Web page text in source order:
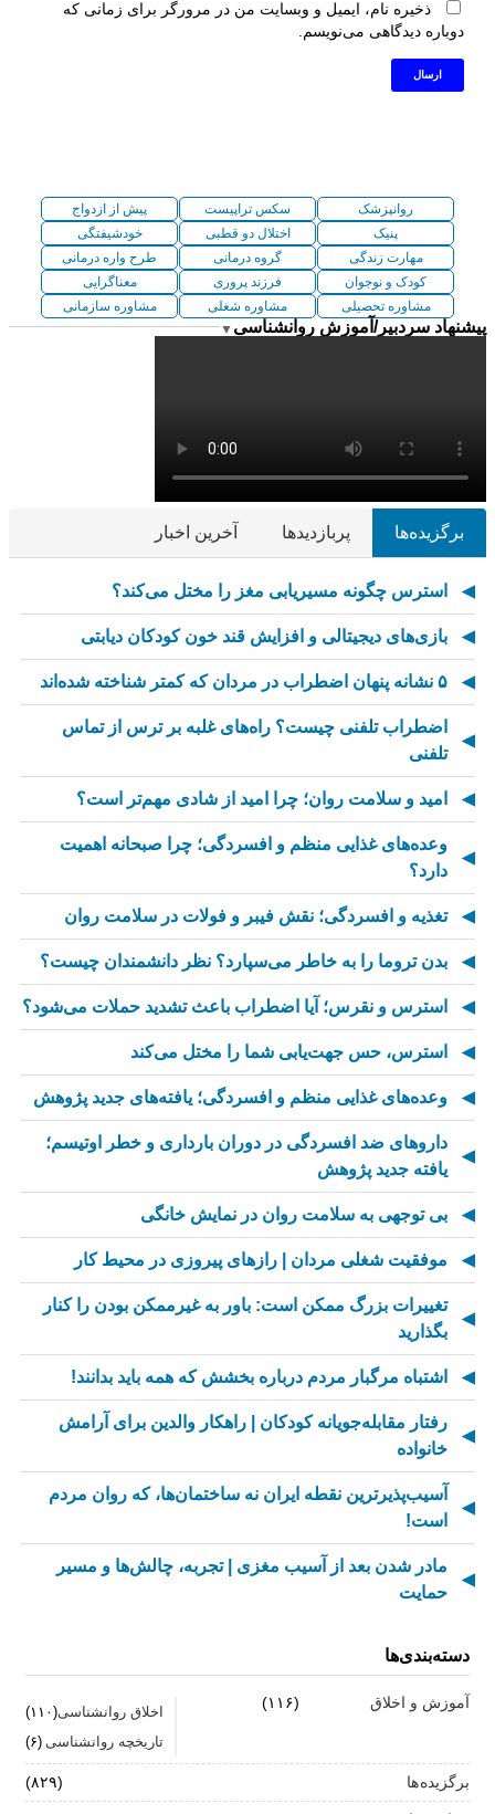
ذخیره نام، ایمیل و وبسایت من در مرورگر برای زمانی که
دوباره دیدگاهی می‌نویسم.
روانپزشک سکس تراپیست
پیش از ازدواج
پنیک
اختلال دو قطبی
خودشیفتگی
مهارت زندگی
گروه درمانی
طرح واره درمانی
کودک و نوجوان
فرزند پروری
معناگرایی
مشاوره تحصیلی
مشاوره شغلی مشاوره سازمانی
پیشنهاد سردبیر/آموزش روانشناسی ▼
برگزیده‌ها پربازدیدها آخرین اخبار
استرس چگونه مسیریابی مغز را مختل می‌کند؟
بازی‌های دیجیتالی و افزایش قند خون کودکان دیابتی
۵ نشانه پنهان اضطراب در مردان که کمتر شناخته شده‌اند
اضطراب تلفنی چیست؟ راه‌های غلبه بر ترس از تماس
تلفنی
امید و سلامت روان؛ چرا امید از شادی مهم‌تر است؟
وعده‌های غذایی منظم و افسردگی؛ چرا صبحانه اهمیت
دارد؟
تغذیه و افسردگی؛ نقش فیبر و فولات در سلامت روان
بدن تروما را به خاطر می‌سپارد؟ نظر دانشمندان چیست؟
استرس و نقرس؛ آیا اضطراب باعث تشدید حملات می‌شود؟
استرس، حس جهت‌یابی شما را مختل می‌کند
وعده‌های غذایی منظم و افسردگی؛ یافته‌های جدید پژوهش
داروهای ضد افسردگی در دوران بارداری و خطر اوتیسم؛
یافته جدید پژوهش
بی توجهی به سلامت روان در نمایش خانگی
موفقیت شغلی مردان | رازهای پیروزی در محیط کار
تغییرات بزرگ ممکن است: باور به غیرممکن بودن را کنار
بگذارید
اشتباه مرگبار مردم درباره بخشش که همه باید بدانند!
رفتار مقابله‌جویانه کودکان | راهکار والدین برای آرامش
خانواده
آسیب‌پذیرترین نقطه ایران نه ساختمان‌ها، که روان مردم
است!
مادر شدن بعد از آسیب مغزی | تجربه، چالش‌ها و مسیر
حمایت
رهبران خاکستری | وقتی خم کردن قوانین، قدرت می‌آورد
دسته‌بندی‌ها
آموزش و اخلاق (۱۱۶)
اخلاق روانشناسی(۱۱۰)
تاریخچه روانشناسی (۶)
برگزیده ها (۸۲۹)